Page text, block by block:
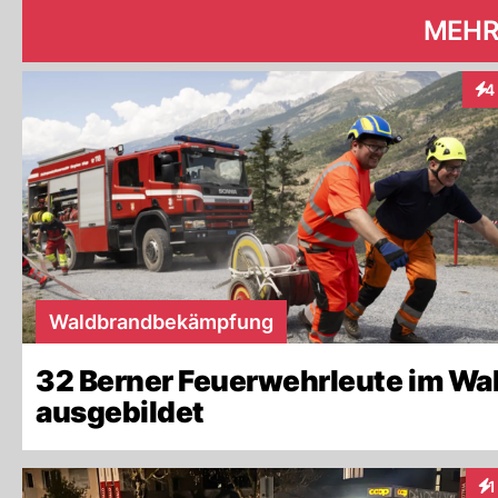
4
Waldbrandbekämpfung
32 Berner Feuerwehrleute im
ausgebildet
1